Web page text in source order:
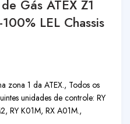
Gás ATEX Z1
LEL Chassis
zona 1 da ATEX., Todos os
unidades de controle: RY
RY K01M, RX A01M.,